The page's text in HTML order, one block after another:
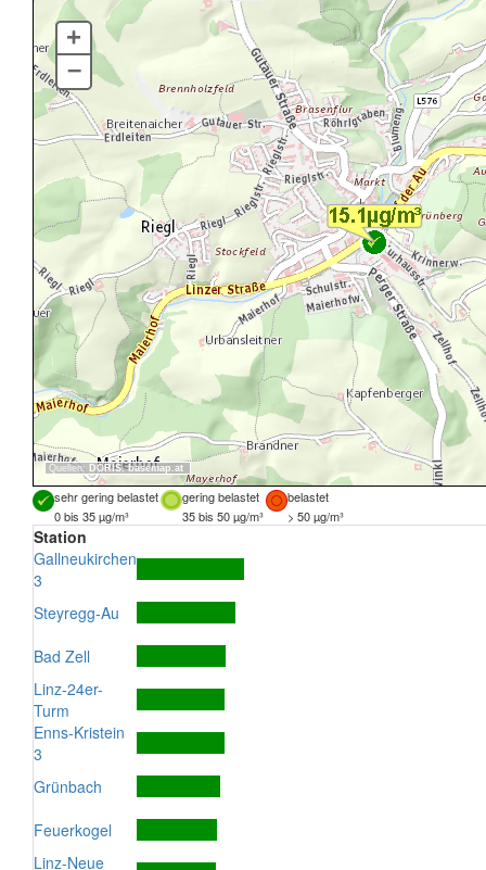
Quellen: DORIS,basemap.at
+
–
sehr gering belastet gering belastet
belastet
0 bis 35 µg/m³
35 bis 50 µg/m³ > 50 µg/m³
Station
Gallneukirchen
3
Steyregg-Au
Bad Zell
Linz-24er-
Turm
Enns-Kristein
3
Grünbach
Feuerkogel
Linz-Neue